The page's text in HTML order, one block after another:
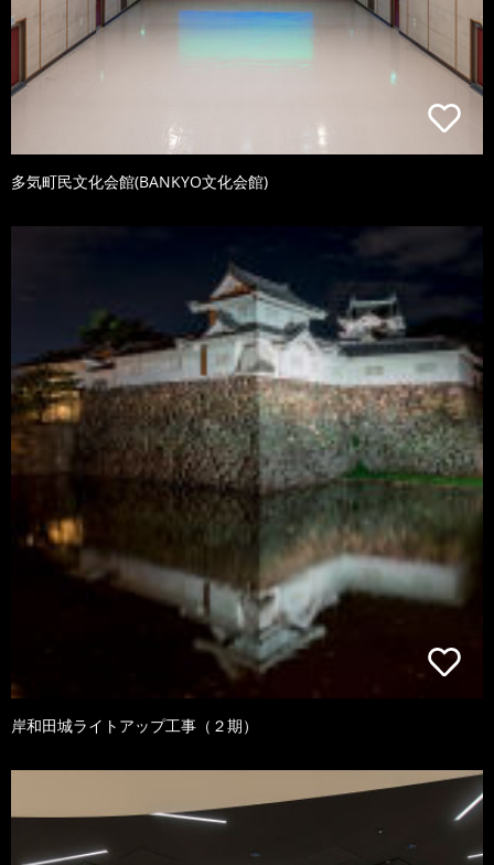
多気町民文化会館(BANKYO文化会館)
岸和田城ライトアップ工事（２期）